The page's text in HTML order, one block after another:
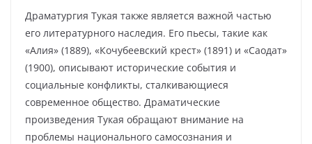
Драматургия Тукая также является важной частью
его литературного наследия. Его пьесы, такие как
«Алия» (1889), «Кочубеевский крест» (1891) и «Саодат»
(1900), описывают исторические события и
социальные конфликты, сталкивающиеся
современное общество. Драматические
произведения Тукая обращают внимание на
проблемы национального самосознания и